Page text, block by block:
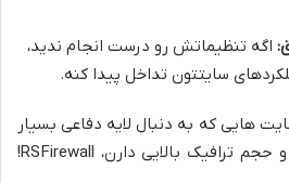
اگه تنظیماتش رو درست انجام ندید،
سایتتون تداخل پیدا کنه.
هایی که به دنبال لایه دفاعی بسیار
قوی از نوع فایروال هستن و حجم ترافیک بالایی دارن، RSFirewall!